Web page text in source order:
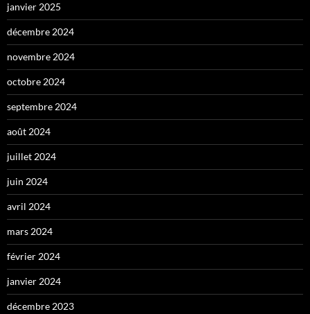
janvier 2025
décembre 2024
novembre 2024
octobre 2024
septembre 2024
août 2024
juillet 2024
juin 2024
avril 2024
mars 2024
février 2024
janvier 2024
décembre 2023